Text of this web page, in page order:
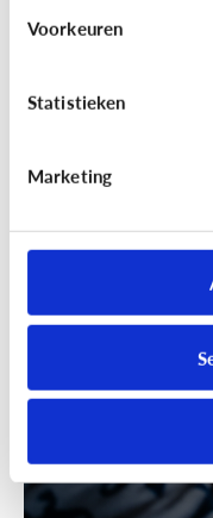
Voorkeuren
Statistieken
Marketing
Mijn kind
schrijven en
of